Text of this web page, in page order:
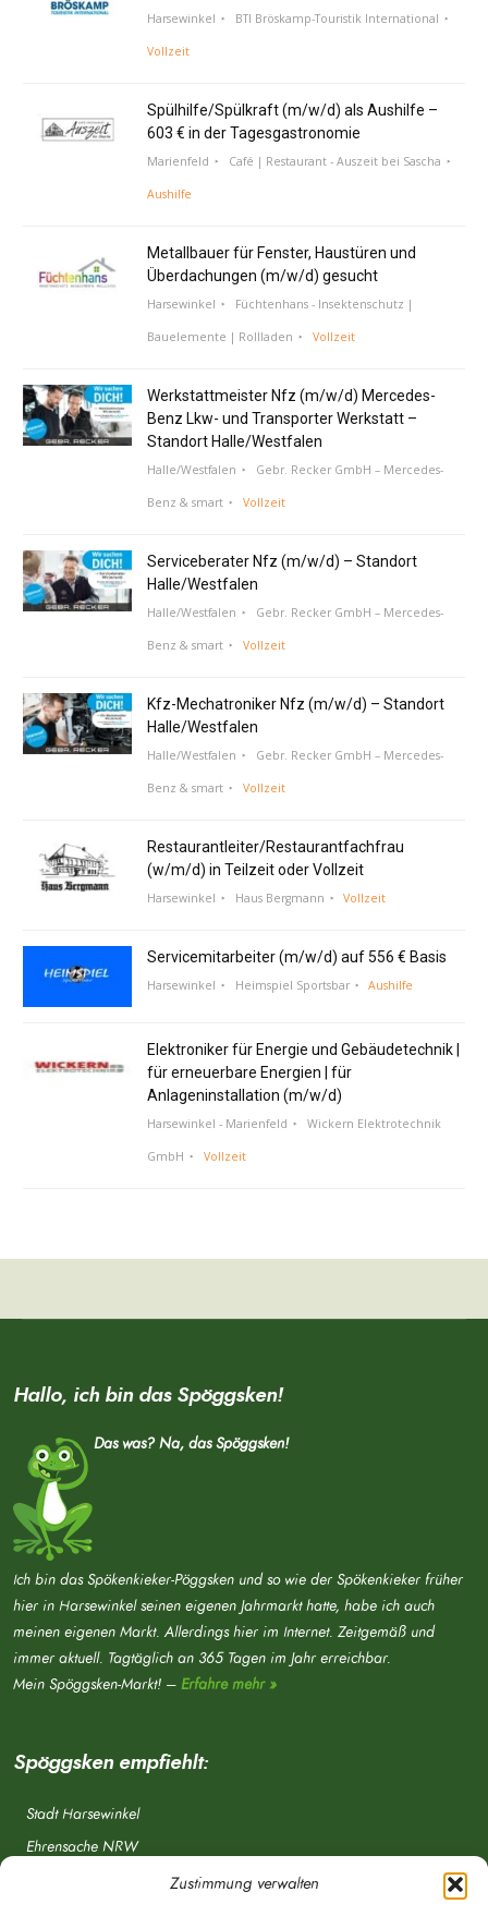
Zustimmung verwalten
Harsewinkel BTI Bröskamp-Touristik International
Vollzeit
Spülhilfe/Spülkraft (m/w/d) als Aushilfe –
603 € in der Tagesgastronomie
Marienfeld Café | Restaurant - Auszeit bei Sascha
Aushilfe
Metallbauer für Fenster, Haustüren und
Überdachungen (m/w/d) gesucht
Harsewinkel Füchtenhans - Insektenschutz |
Bauelemente | Rollladen Vollzeit
Werkstattmeister Nfz (m/w/d) Mercedes-
Benz Lkw- und Transporter Werkstatt –
Standort Halle/Westfalen
Halle/Westfalen Gebr. Recker GmbH – Mercedes-
Benz & smart Vollzeit
Serviceberater Nfz (m/w/d) – Standort
Halle/Westfalen
Halle/Westfalen Gebr. Recker GmbH – Mercedes-
Benz & smart Vollzeit
Kfz-Mechatroniker Nfz (m/w/d) – Standort
Halle/Westfalen
Halle/Westfalen Gebr. Recker GmbH – Mercedes-
Benz & smart Vollzeit
Restaurantleiter/Restaurantfachfrau
(w/m/d) in Teilzeit oder Vollzeit
Harsewinkel Haus Bergmann Vollzeit
Servicemitarbeiter (m/w/d) auf 556 € Basis
Harsewinkel Heimspiel Sportsbar Aushilfe
Elektroniker für Energie und Gebäudetechnik |
für erneuerbare Energien | für
Anlageninstallation (m/w/d)
Harsewinkel - Marienfeld Wickern Elektrotechnik
GmbH Vollzeit
Hallo, ich bin das Spöggsken!
Das was? Na, das Spöggsken!
Ich bin das Spökenkieker-Pöggsken und so wie der Spökenkieker früher
hier in Harsewinkel seinen eigenen Jahrmarkt hatte, habe ich auch
meinen eigenen Markt. Allerdings hier im Internet. Zeitgemäß und
immer aktuell. Tagtäglich an 365 Tagen im Jahr erreichbar.
Mein Spöggsken-Markt! – Erfahre mehr »
Spöggsken empfiehlt:
Stadt Harsewinkel
Ehrensache NRW